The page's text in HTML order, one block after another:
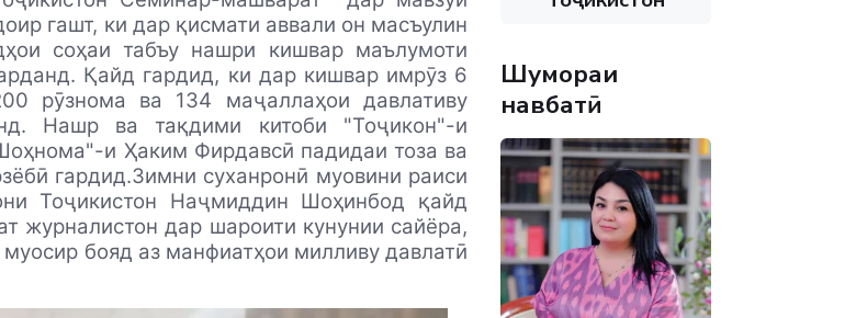
гашт, ки дар қисмати аввали он масъулин
соҳаи табъу нашри кишвар маълумоти
Қайд гардид, ки дар кишвар имрӯз 6
рӯзнома ва 134 маҷаллаҳои давлативу
Нашр ва тақдими китоби "Тоҷикон"-и
и Ҳаким Фирдавсӣ падидаи тоза ва
гардид.Зимни суханронӣ муовини раиси
Тоҷикистон Наҷмиддин Шоҳинбод қайд
журналистон дар шароити кунунии сайёра,
бояд аз манфиатҳои милливу давлатӣ
Шумораи
навбатӣ